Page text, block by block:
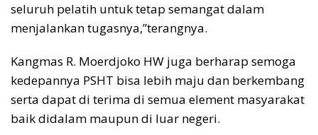
seluruh pelatih untuk tetap semangat dalam
menjalankan tugasnya,”terangnya.
Kangmas R. Moerdjoko HW juga berharap semoga
kedepannya PSHT bisa lebih maju dan berkembang
serta dapat di terima di semua element masyarakat
baik didalam maupun di luar negeri.